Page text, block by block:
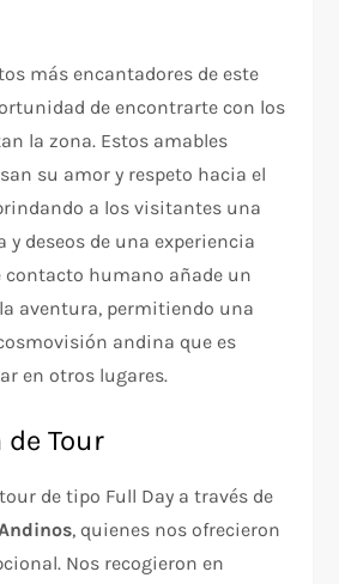
más encantadores de este
de encontrarte con los
la zona. Estos amables
su amor y respeto hacia el
a los visitantes una
y deseos de una experiencia
contacto humano añade un
aventura, permitiendo una
andina que es
en otros lugares.
de Tour
de tipo Full Day a través de
, quienes nos ofrecieron
Nos recogieron en